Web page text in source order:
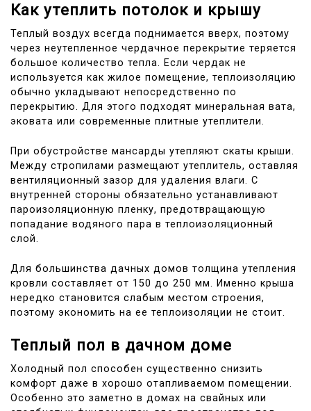
Как утеплить потолок и крышу
Теплый воздух всегда поднимается вверх, поэтому
через неутепленное чердачное перекрытие теряется
большое количество тепла. Если чердак не
используется как жилое помещение, теплоизоляцию
обычно укладывают непосредственно по
перекрытию. Для этого подходят минеральная вата,
эковата или современные плитные утеплители.
При обустройстве мансарды утепляют скаты крыши.
Между стропилами размещают утеплитель, оставляя
вентиляционный зазор для удаления влаги. С
внутренней стороны обязательно устанавливают
пароизоляционную пленку, предотвращающую
попадание водяного пара в теплоизоляционный
слой.
Для большинства дачных домов толщина утепления
кровли составляет от 150 до 250 мм. Именно крыша
нередко становится слабым местом строения,
поэтому экономить на ее теплоизоляции не стоит.
Теплый пол в дачном доме
Холодный пол способен существенно снизить
комфорт даже в хорошо отапливаемом помещении.
Особенно это заметно в домах на свайных или